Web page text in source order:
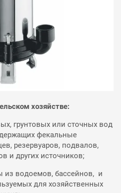
хозяйстве:
грунтовых или сточных вод
фекальные
резервуаров, подвалов,
и других источников;
из водоемов, бассейнов, и
для хозяйственных